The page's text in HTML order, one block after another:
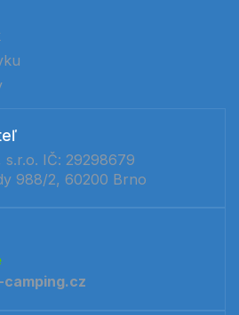
s.r.o. IČ: 29298679
988/2, 60200 Brno
camping.cz